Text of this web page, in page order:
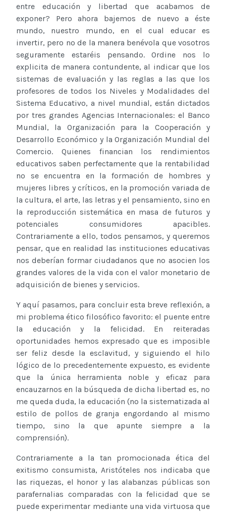
entre educación y libertad que acabamos de
exponer? Pero ahora bajemos de nuevo a éste
mundo, nuestro mundo, en el cual educar es
invertir, pero no de la manera benévola que vosotros
seguramente estaréis pensando. Ordine nos lo
explicita de manera contundente, al indicar que los
sistemas de evaluación y las reglas a las que los
profesores de todos los Niveles y Modalidades del
Sistema Educativo, a nivel mundial, están dictados
por tres grandes Agencias Internacionales: el Banco
Mundial, la Organización para la Cooperación y
Desarrollo Económico y la Organización Mundial del
Comercio. Quienes financian los rendimientos
educativos saben perfectamente que la rentabilidad
no se encuentra en la formación de hombres y
mujeres libres y críticos, en la promoción variada de
la cultura, el arte, las letras y el pensamiento, sino en
la reproducción sistemática en masa de futuros y
potenciales consumidores apacibles.
Contrariamente a ello, todos pensamos, y queremos
pensar, que en realidad las instituciones educativas
nos deberían formar ciudadanos que no asocien los
grandes valores de la vida con el valor monetario de
adquisición de bienes y servicios.
Y aquí pasamos, para concluir esta breve reflexión, a
mi problema ético filosófico favorito: el puente entre
la educación y la felicidad. En reiteradas
oportunidades hemos expresado que es imposible
ser feliz desde la esclavitud, y siguiendo el hilo
lógico de lo precedentemente expuesto, es evidente
que la única herramienta noble y eficaz para
encauzarnos en la búsqueda de dicha libertad es, no
me queda duda, la educación (no la sistematizada al
estilo de pollos de granja engordando al mismo
tiempo, sino la que apunte siempre a la
comprensión).
Contrariamente a la tan promocionada ética del
exitismo consumista, Aristóteles nos indicaba que
las riquezas, el honor y las alabanzas públicas son
parafernalias comparadas con la felicidad que se
puede experimentar mediante una vida virtuosa que